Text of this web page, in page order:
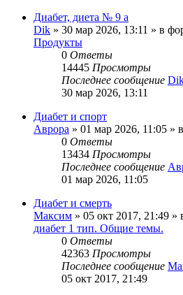
Диабет, диета № 9 а
Dik » 30 мар 2026, 13:11 » в
Продукты
0 Ответы
14445 Просмотры
Последнее сообщение
30 мар 2026, 13:11
Диабет и спорт
Аврора » 01 мар 2026, 11:05 »
0 Ответы
13434 Просмотры
Последнее сообщение
01 мар 2026, 11:05
Диабет и смерть
Максим » 05 окт 2017, 21:49 »
диабет 1 тип. Общие темы.
0 Ответы
42363 Просмотры
Последнее сообщение
05 окт 2017, 21:49